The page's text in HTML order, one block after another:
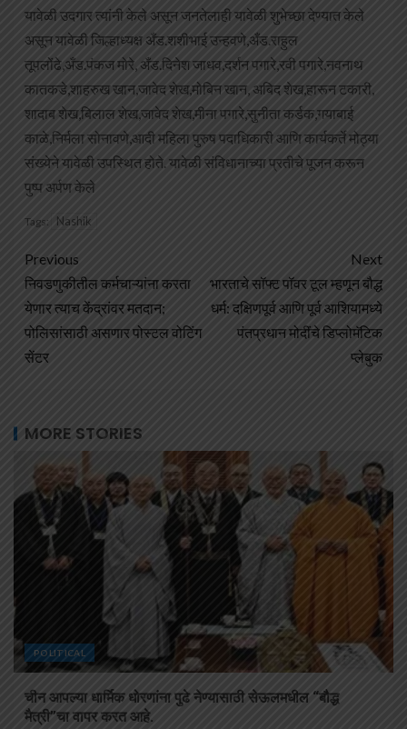
यावेळी उदगार त्यांनी केले असून जनतेलाही यावेळी शुभेच्छा देण्यात केले
असून यावेळी जिल्हाध्यक्ष अँड.शशीभाई उन्हवणे,अँड.राहुल
तूपलोंढे,अँड.पंकज मोरे, अँड.दिनेश जाधव,दर्शन पगारे,रवी पगारे,नवनाथ
कातकडे,शाहरुख खान,जावेद शेख,मोबिन खान, अबिद शेख,हारून टकारी,
शादाब शेख,बिलाल शेख,जावेद शेख,मीना पगारे,सुनीता कर्डक,गयाबाई
काळे,निर्मला सोनावणे,आदी महिला पुरुष पदाधिकारी आणि कार्यकर्ते मोठ्या
संख्येने यावेळी उपस्थित होते. यावेळी संविधानाच्या प्रतीचे पूजन करून
पुष्प अर्पण केले
Tags: Nashik
Previous
निवडणुकीतील कर्मचाऱ्यांना करता
येणार त्याच केंद्रांवर मतदान;
पोलिसांसाठी असणार पोस्टल वोटिंग
सेंटर
Next
भारताचे सॉफ्ट पॉवर टूल म्हणून बौद्ध
धर्म: दक्षिणपूर्व आणि पूर्व आशियामध्ये
पंतप्रधान मोदींचे डिप्लोमॅटिक
प्लेबुक
MORE STORIES
POLITICAL
चीन आपल्या धार्मिक धोरणांना पुढे नेण्यासाठी सेऊलमधील “बौद्ध
मैत्री”चा वापर करत आहे.